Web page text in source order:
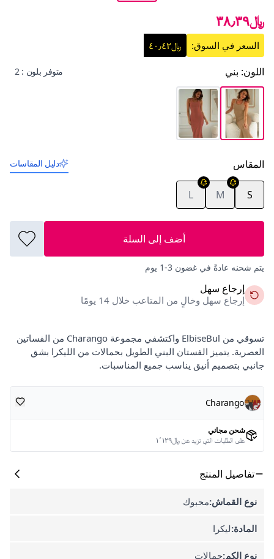
﷼٣٨٫٣٩
السعر في السوق: ﷼٤٠٫٤٢
اللون: بني متوفر بلون : 2
المقاس دليل المقاسات
S
M
L
أضف إلى السلة
يتم شحنه عادةً في غضون 3-1 يوم
إرجاع سهل
إرجاع سهل وخالٍ من المتاعب خلال 14 يومًا
تسوقي من ElbiseBul واكتشفي مجموعة Charango من الفساتين
العصرية. يتميز الفستان البني الطويل بحمالات من الليكرا بشق
جانبي بتصميم أنيق يناسب جميع المناسبات.
Charango
شحن مجاني
على الطلبات التي تزيد عن ﷼١٬١٢٩
تفاصيل المنتج
نوع القماش:محبوك
المادة:ليكرا
نوع الكم:حمالات